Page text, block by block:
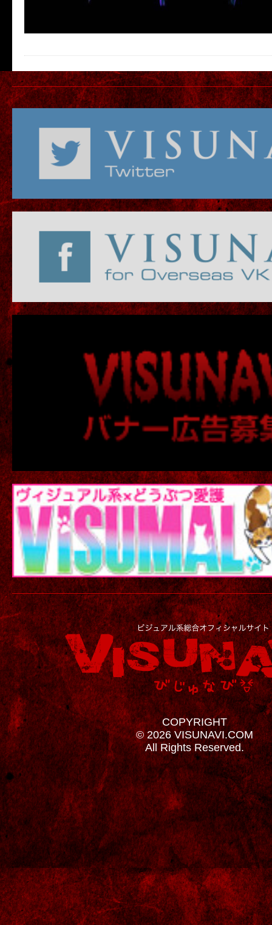
COPYRIGHT
© 2026 VISUNAVI.COM
All Rights Reserved.